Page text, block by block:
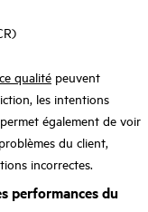
qualité peuvent
les intentions
également de voir
du client,
incorrectes.
performances du